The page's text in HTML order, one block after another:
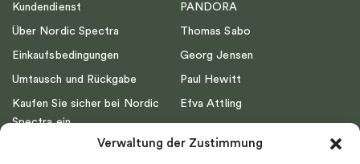
Verwaltung der Zustimmung
Kundendienst
Über Nordic Spectra
Einkaufsbedingungen
Umtausch und Rückgabe
Kaufen Sie sicher bei Nordic
Spectra ein
PANDORA
Thomas Sabo
Georg Jensen
Paul Hewitt
Efva Attling
Drakenberg Sjölin